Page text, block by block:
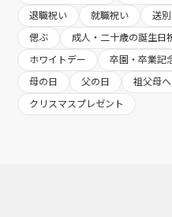
退職祝い
就職祝い 送
偲ぶ
成人・二十歳の誕生日
ホワイトデー
卒園・卒業記
母の日
父の日
祖父母
クリスマスプレゼント